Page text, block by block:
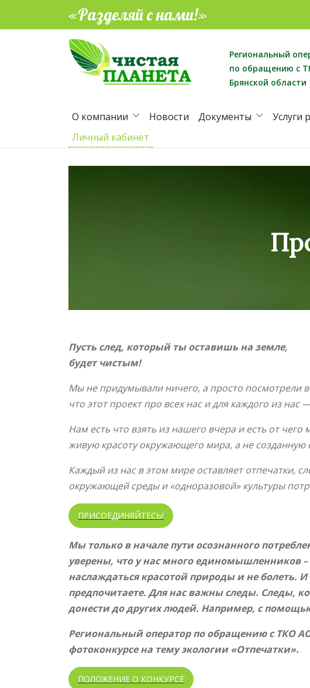
«Разделяй с нами!»
Региональный
по обращению с
Брянской области
О компании Новости Документы Услуги
Личный кабинет
Пусть след, который ты оставишь на земле,
будет чистым!
Мы не придумывали ничего, а просто посмотрели
что этот проект про всех нас и для каждого из
Нам есть что взять из нашего вчера и есть от
живую красоту окружающего мира, а не
Каждый из нас в этом мире оставляет отпечатки,
окружающей среды и «одноразовой» культуры
ПРИСОЕДИНЯЙТЕСЬ!
Мы только в начале пути осознанного
уверены, что у нас много единомышленников
наслаждаться красотой природы и не болеть.
предпочитаете. Для нас важны следы. Следы,
донести до других людей. Например, с
Региональный оператор по обращению с ТКО
фотоконкурсе на тему экологии «Отпечатки».
ПОЛОЖЕНИЕ О КОНКУРСЕ